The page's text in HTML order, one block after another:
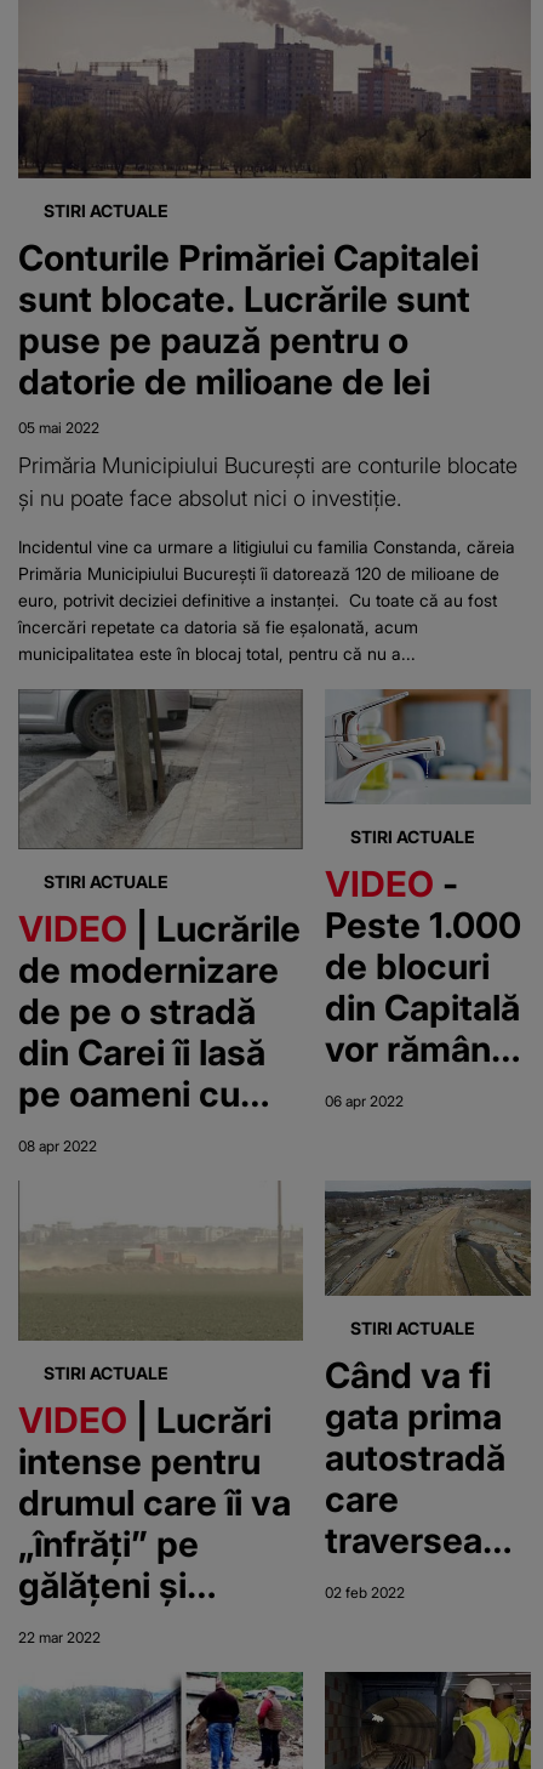
STIRI ACTUALE
Conturile Primăriei Capitalei
sunt blocate. Lucrările sunt
puse pe pauză pentru o
datorie de milioane de lei
05 mai 2022
Primăria Municipiului București are conturile blocate
şi nu poate face absolut nici o investiţie.
Incidentul vine ca urmare a litigiului cu familia Constanda, căreia
Primăria Municipiului București îi datorează 120 de milioane de
euro, potrivit deciziei definitive a instanţei. Cu toate că au fost
încercări repetate ca datoria să fie eşalonată, acum
municipalitatea este în blocaj total, pentru că nu a...
STIRI ACTUALE
VIDEO | Lucrările
de modernizare
de pe o stradă
din Carei îi lasă
pe oameni cu
gura căscată!
Stâlpii au ajuns
să blocheze
șanțul de
scurgere a apei
și porțile
gospodăriilor
08 apr 2022
STIRI ACTUALE
VIDEO -
Peste 1.000
de blocuri
din Capitală
vor rămâne
fără apă
duminică. În
ce sectoare
se va opri
apa
06 apr 2022
STIRI ACTUALE
VIDEO | Lucrări
intense pentru
drumul care îi va
„înfrăți” pe
gălățeni și
brăileni
22 mar 2022
STIRI ACTUALE
Când va fi
gata prima
autostradă
care
traversează
munții.
sunt în
desfățurare
02 feb 2022